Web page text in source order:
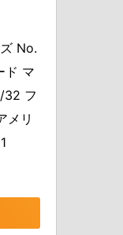
No.
ド マ
32 フ
メリ